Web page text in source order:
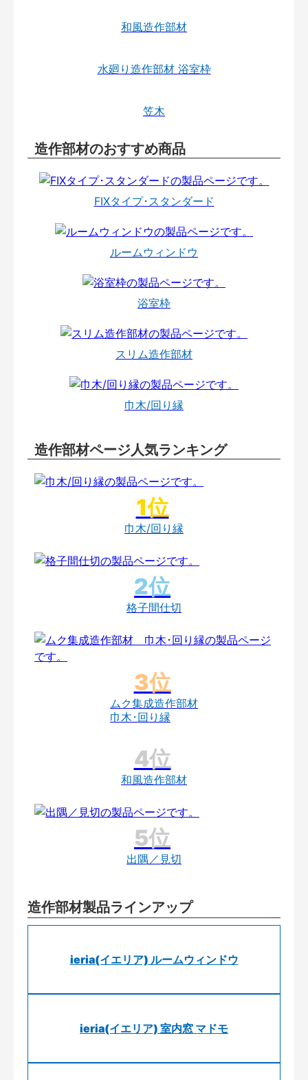
和風造作部材
水廻り造作部材 浴室枠
笠木
造作部材のおすすめ商品
FIXタイプ･スタンダード
ルームウィンドウ
浴室枠
スリム造作部材
巾木/回り縁
造作部材ページ人気ランキング
巾木/回り縁
格子間仕切
ムク集成造作部材
巾木･回り縁
和風造作部材
出隅／見切
造作部材製品ラインアップ
ieria(イエリア) ルームウィンドウ
ieria(イエリア) 室内窓 マドモ